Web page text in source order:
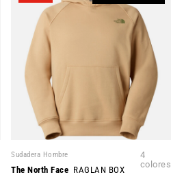
Sudadera Hombre
The North Face RAGLAN BOX
4
colores